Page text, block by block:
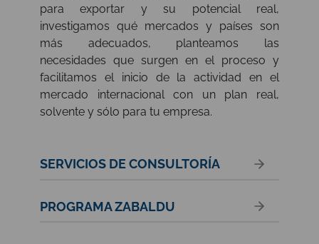
para exportar y su potencial real,
investigamos qué mercados y países son
más adecuados, planteamos las
necesidades que surgen en el proceso y
facilitamos el inicio de la actividad en el
mercado internacional con un plan real,
solvente y sólo para tu empresa.
SERVICIOS DE CONSULTORÍA
PROGRAMA ZABALDU